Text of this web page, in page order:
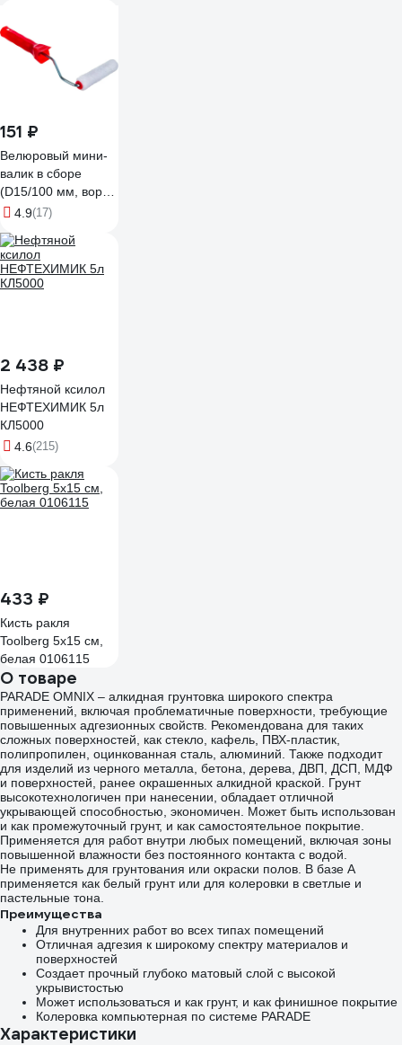
151 ₽
Велюровый мини-
валик в сборе
(D15/100 мм, ворс
4 мм, бюгель 6 мм)
25948
4.9(17)
2 438 ₽
Нефтяной ксилол
НЕФТЕХИМИК 5л
КЛ5000
4.6(215)
433 ₽
Кисть ракля
Toolberg 5х15 см,
белая 0106115
О товаре
PARADE OMNIX – алкидная грунтовка широкого спектра
применений, включая проблематичные поверхности, требующие
повышенных адгезионных свойств. Рекомендована для таких
сложных поверхностей, как стекло, кафель, ПВХ-пластик,
полипропилен, оцинкованная сталь, алюминий. Также подходит
для изделий из черного металла, бетона, дерева, ДВП, ДСП, МДФ
и поверхностей, ранее окрашенных алкидной краской. Грунт
высокотехнологичен при нанесении, обладает отличной
укрывающей способностью, экономичен. Может быть использован
и как промежуточный грунт, и как самостоятельное покрытие.
Применяется для работ внутри любых помещений, включая зоны
повышенной влажности без постоянного контакта с водой.
Не применять для грунтования или окраски полов. В базе А
применяется как белый грунт или для колеровки в светлые и
пастельные тона.
Преимущества
Для внутренних работ во всех типах помещений
Отличная адгезия к широкому спектру материалов и
поверхностей
Создает прочный глубоко матовый слой с высокой
укрывистостью
Может использоваться и как грунт, и как финишное покрытие
Колеровка компьютерная по системе PARADE
Характеристики